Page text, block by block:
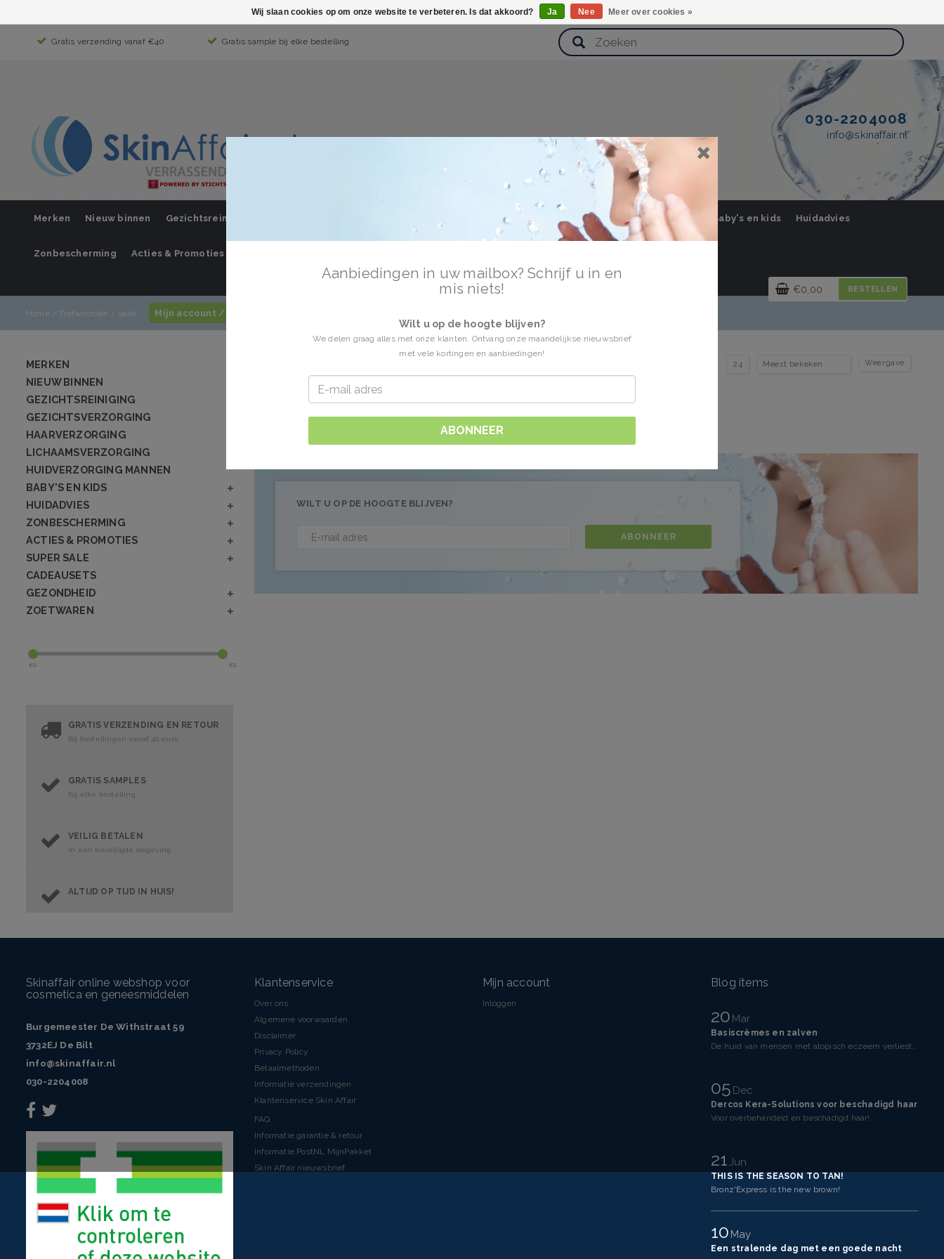
Gratis verzending vanaf €40 Gratis sample bij elke bestelling
030-2204008
info@skinaffair.nl
Merken Nieuw binnen Gezichtsreiniging Lichaamsverzorging Huidverzorging Mannen Baby's en kids Huidadvies
Zonbescherming Acties & Promoties
€0,00 BESTELLEN
Home/ Trefwoorden / salie Mijn account / inloggen
MERKEN
NIEUW BINNEN
GEZICHTSREINIGING
GEZICHTSVERZORGING
HAARVERZORGING
LICHAAMSVERZORGING
HUIDVERZORGING MANNEN
BABY'S EN KIDS
HUIDADVIES
ZONBESCHERMING
ACTIES & PROMOTIES
SUPER SALE
CADEAUSETS
GEZONDHEID
ZOETWAREN
€0 €5
GRATIS VERZENDING EN RETOUR
Bij bestellingen vanaf 40 euro
GRATIS SAMPLES
Bij elke bestelling
VEILIG BETALEN
In een beveiligde omgeving
ALTIJD OP TIJD IN HUIS!
Weergave
Geen producten gevonden!...
WILT U OP DE HOOGTE BLIJVEN?
ABONNEER
Skinaffair online webshop voor
cosmetica en geneesmiddelen
Burgemeester De Withstraat 59
3732EJ De Bilt
info@skinaffair.nl
030-2204008
Klantenservice
Over ons
Algemene voorwaarden
Disclaimer
Privacy Policy
Betaalmethoden
Informatie verzendingen
Klantenservice Skin Affair
FAQ
Informatie garantie & retour
Informatie PostNL MijnPakket
Skin Affair nieuwsbrief
Mijn account
Inloggen
Blog items
20Mar
Basiscrèmes en zalven
De huid van mensen met atopisch eczeem verliest makkelijker vocht dan een gezonde huid. Dit komt doo
05Dec
Dercos Kera-Solutions voor beschadigd haar
Voor overbehandeld en beschadigd haar!
21Jun
THIS IS THE SEASON TO TAN!
Bronz'Express is the new brown!
10May
Een stralende dag met een goede nacht
Aanbiedingen in uw mailbox? Schrijf u in en
mis niets!
Wilt u op de hoogte blijven?
We delen graag alles met onze klanten. Ontvang onze maandelijkse nieuwsbrief
met vele kortingen en aanbiedingen!
ABONNEER
Wij slaan cookies op om onze website te verbeteren. Is dat akkoord? Ja Nee Meer over cookies »